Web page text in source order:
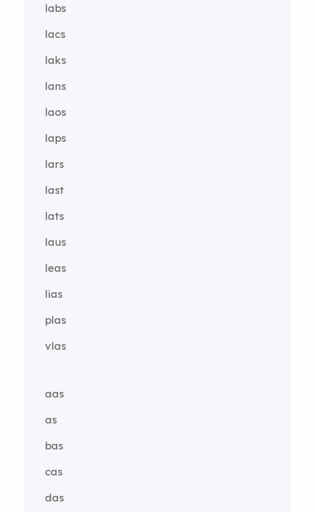
labs
lacs
laks
lans
laos
laps
lars
last
lats
laus
leas
lias
plas
vlas
aas
as
bas
cas
das